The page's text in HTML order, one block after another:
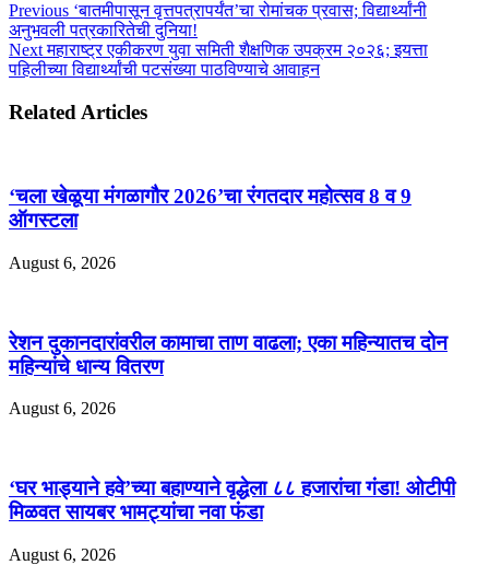
Previous ‘बातमीपासून वृत्तपत्रापर्यंत’चा रोमांचक प्रवास; विद्यार्थ्यांनी
अनुभवली पत्रकारितेची दुनिया!
Nextमहाराष्ट्र एकीकरण युवा समिती शैक्षणिक उपक्रम २०२६; इयत्ता
पहिलीच्या विद्यार्थ्यांची पटसंख्या पाठविण्याचे आवाहन
Related Articles
‘चला खेळूया मंगळागौर 2026’चा रंगतदार महोत्सव 8 व 9
ऑगस्टला
August 6, 2026
रेशन दुकानदारांवरील कामाचा ताण वाढला; एका महिन्यातच दोन
महिन्यांचे धान्य वितरण
August 6, 2026
‘घर भाड्याने हवे’च्या बहाण्याने वृद्धेला ८८ हजारांचा गंडा! ओटीपी
मिळवत सायबर भामट्यांचा नवा फंडा
August 6, 2026